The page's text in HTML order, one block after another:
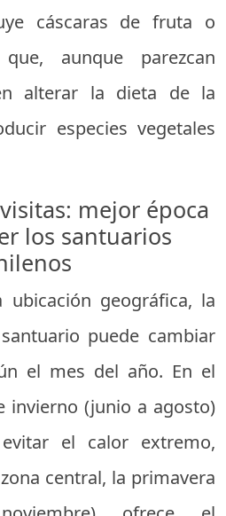
cáscaras de fruta o
aunque parezcan
alterar la dieta de la
especies vegetales
mejor época
los santuarios
ubicación geográfica, la
puede cambiar
el mes del año. En el
invierno (junio a agosto)
el calor extremo,
central, la primavera